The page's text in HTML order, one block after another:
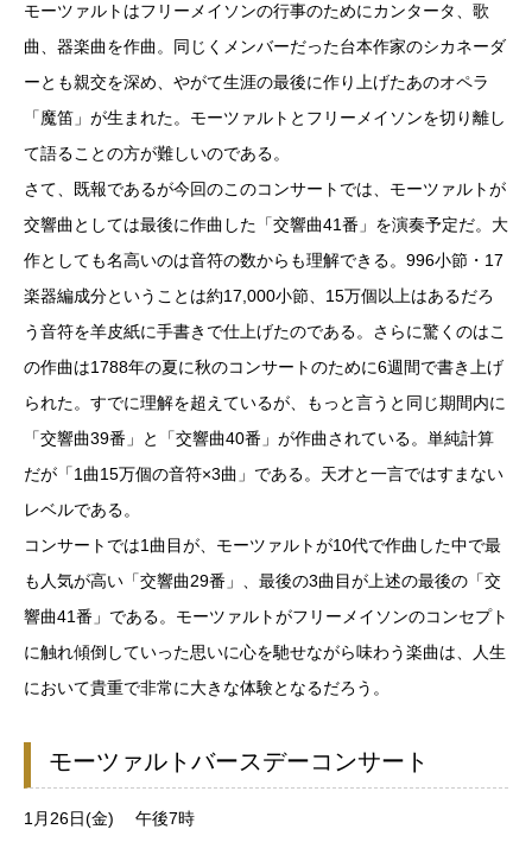
モーツァルトはフリーメイソンの行事のためにカンタータ、歌
曲、器楽曲を作曲。同じくメンバーだった台本作家のシカネーダ
ーとも親交を深め、やがて生涯の最後に作り上げたあのオペラ
「魔笛」が生まれた。モーツァルトとフリーメイソンを切り離し
て語ることの方が難しいのである。
さて、既報であるが今回のこのコンサートでは、モーツァルトが
交響曲としては最後に作曲した「交響曲41番」を演奏予定だ。大
作としても名高いのは音符の数からも理解できる。996小節・17
楽器編成分ということは約17,000小節、15万個以上はあるだろ
う音符を羊皮紙に手書きで仕上げたのである。さらに驚くのはこ
の作曲は1788年の夏に秋のコンサートのために6週間で書き上げ
られた。すでに理解を超えているが、もっと言うと同じ期間内に
「交響曲39番」と「交響曲40番」が作曲されている。単純計算
だが「1曲15万個の音符×3曲」である。天才と一言ではすまない
レベルである。
コンサートでは1曲目が、モーツァルトが10代で作曲した中で最
も人気が高い「交響曲29番」、最後の3曲目が上述の最後の「交
響曲41番」である。モーツァルトがフリーメイソンのコンセプト
に触れ傾倒していった思いに心を馳せながら味わう楽曲は、人生
において貴重で非常に大きな体験となるだろう。
モーツァルトバースデーコンサート
1月26日(金) 午後7時